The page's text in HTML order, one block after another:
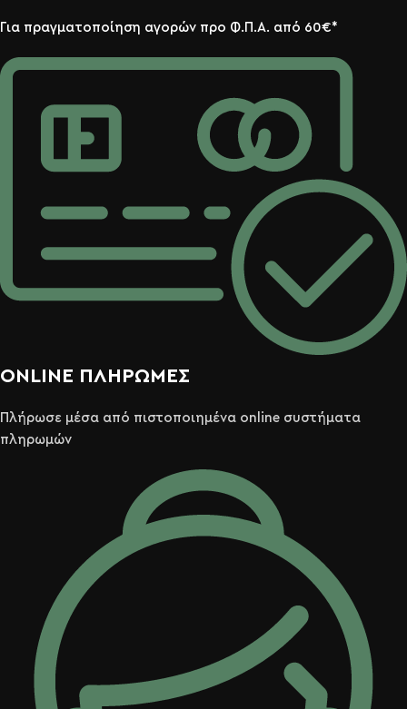
Για πραγματοποίηση αγορών προ Φ.Π.Α. από 60€*
ONLINE ΠΛΗΡΩΜΕΣ
Πλήρωσε μέσα από πιστοποιημένα online συστήματα
πληρωμών